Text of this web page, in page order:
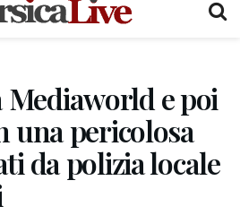
Mediaworld e poi
una pericolosa
da polizia locale